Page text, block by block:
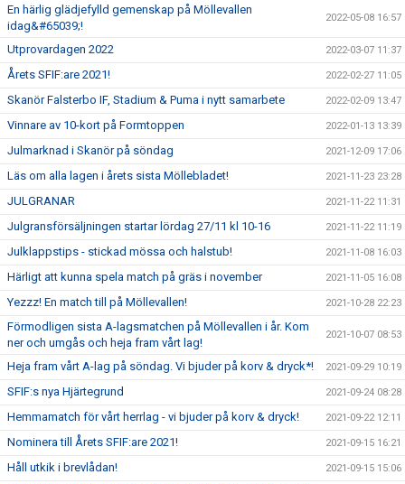
En härlig glädjefylld gemenskap på Möllevallen
idag&#65039;!
2022-05-08 16:57
Utprovardagen 2022 2022-03-07 11:37
Årets SFIF:are 2021! 2022-02-27 11:05
Skanör Falsterbo IF, Stadium & Puma i nytt samarbete 2022-02-09 13:47
Vinnare av 10-kort på Formtoppen 2022-01-13 13:39
Julmarknad i Skanör på söndag 2021-12-09 17:06
Läs om alla lagen i årets sista Möllebladet! 2021-11-23 23:28
JULGRANAR 2021-11-22 11:31
Julgransförsäljningen startar lördag 27/11 kl 10-16 2021-11-22 11:19
Julklappstips - stickad mössa och halstub! 2021-11-08 16:03
Härligt att kunna spela match på gräs i november 2021-11-05 16:08
Yezzz! En match till på Möllevallen! 2021-10-28 22:23
Förmodligen sista A-lagsmatchen på Möllevallen i år. Kom
ner och umgås och heja fram vårt lag!
2021-10-07 08:53
Heja fram vårt A-lag på söndag. Vi bjuder på korv & dryck*! 2021-09-29 10:19
SFIF:s nya Hjärtegrund 2021-09-24 08:28
Hemmamatch för vårt herrlag - vi bjuder på korv & dryck! 2021-09-22 12:11
Nominera till Årets SFIF:are 2021! 2021-09-15 16:21
Håll utkik i brevlådan! 2021-09-15 15:06